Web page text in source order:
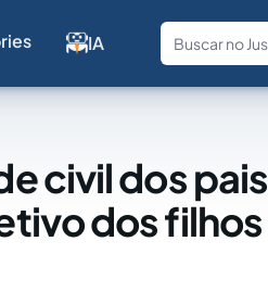
IA
civil dos
dos filhos